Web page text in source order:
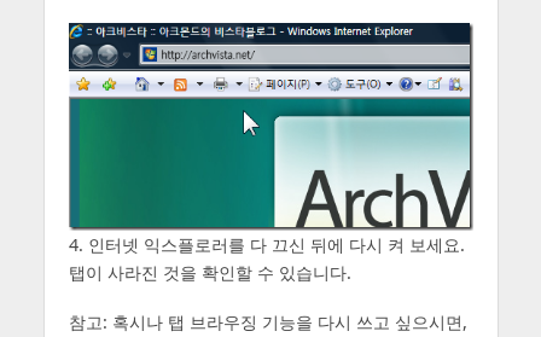
4. 인터넷 익스플로러를 다 끄신 뒤에 다시 켜 보세요.
탭이 사라진 것을 확인할 수 있습니다.
참고: 혹시나 탭 브라우징 기능을 다시 쓰고 싶으시면,